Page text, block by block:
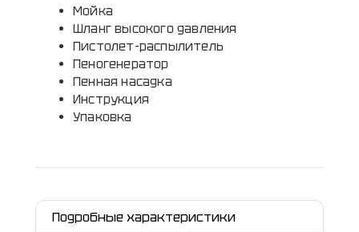
Мойка
Шланг высокого давления
Пистолет-распылитель
Пеногенератор
Пенная насадка
Инструкция
Упаковка
Подробные характеристики